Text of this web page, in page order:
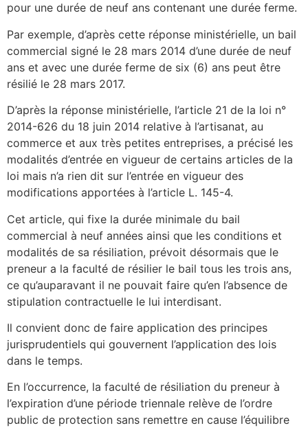
pour une durée de neuf ans contenant une durée ferme.
Par exemple, d’après cette réponse ministérielle, un bail
commercial signé le 28 mars 2014 d’une durée de neuf
ans et avec une durée ferme de six (6) ans peut être
résilié le 28 mars 2017.
D’après la réponse ministérielle, l’article 21 de la loi n°
2014-626 du 18 juin 2014 relative à l’artisanat, au
commerce et aux très petites entreprises, a précisé les
modalités d’entrée en vigueur de certains articles de la
loi mais n’a rien dit sur l’entrée en vigueur des
modifications apportées à l’article L. 145-4.
Cet article, qui fixe la durée minimale du bail
commercial à neuf années ainsi que les conditions et
modalités de sa résiliation, prévoit désormais que le
preneur a la faculté de résilier le bail tous les trois ans,
ce qu’auparavant il ne pouvait faire qu’en l’absence de
stipulation contractuelle le lui interdisant.
Il convient donc de faire application des principes
jurisprudentiels qui gouvernent l’application des lois
dans le temps.
En l’occurrence, la faculté de résiliation du preneur à
l’expiration d’une période triennale relève de l’ordre
public de protection sans remettre en cause l’équilibre